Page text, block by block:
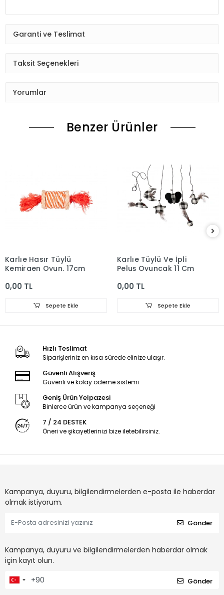
Garanti ve Teslimat
Taksit Seçenekleri
Yorumlar
Benzer Ürünler
Karlıe Hasır Tüylü
Kemirgen Oyun. 17cm
0,00 TL
Sepete Ekle
Karlıe Tüylü Ve İpli
Peluş Oyuncak 11 Cm
0,00 TL
Sepete Ekle
Hızlı Teslimat
Siparişleriniz en kısa sürede elinize ulaşır.
Güvenli Alışveriş
Güvenli ve kolay ödeme sistemi
Geniş Ürün Yelpazesi
Binlerce ürün ve kampanya seçeneği
7 / 24 DESTEK
Öneri ve şikayetlerinizi bize iletebilirsiniz.
Kampanya, duyuru, bilgilendirmelerden e-posta ile haberdar
olmak istiyorum.
Gönder
Kampanya, duyuru ve bilgilendirmelerden haberdar olmak
için kayıt olun.
Gönder